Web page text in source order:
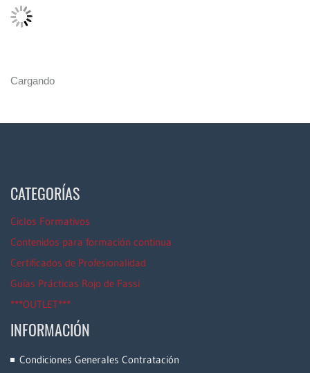
Cargando
CATEGORÍAS
Ciclos Formativos
Contenidos para formación continua
Certificados de Profesionalidad
Guías Prácticas Rojo de Fassi
***OUTLET***
INFORMACIÓN
Condiciones Generales Contratación